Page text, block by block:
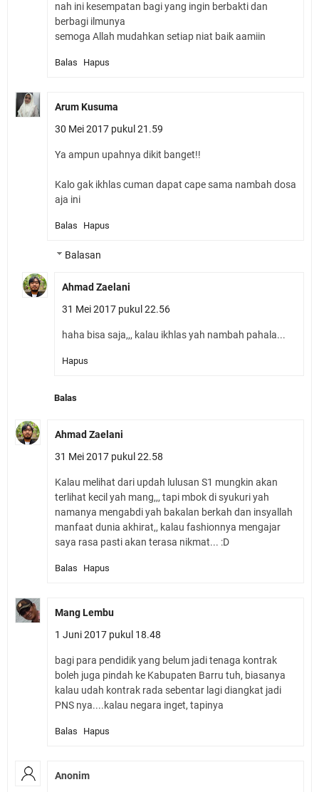
nah ini kesempatan bagi yang ingin berbakti dan
berbagi ilmunya
semoga Allah mudahkan setiap niat baik aamiin
Balas Hapus
Arum Kusuma
30 Mei 2017 pukul 21.59
Ya ampun upahnya dikit banget!!
Kalo gak ikhlas cuman dapat cape sama nambah dosa
aja ini
Balas Hapus
Balasan
Ahmad Zaelani
31 Mei 2017 pukul 22.56
haha bisa saja,,, kalau ikhlas yah nambah pahala...
Hapus
Balas
Ahmad Zaelani
31 Mei 2017 pukul 22.58
Kalau melihat dari updah lulusan S1 mungkin akan
terlihat kecil yah mang,,, tapi mbok di syukuri yah
namanya mengabdi yah bakalan berkah dan insyallah
manfaat dunia akhirat,, kalau fashionnya mengajar
saya rasa pasti akan terasa nikmat... :D
Balas Hapus
Mang Lembu
1 Juni 2017 pukul 18.48
bagi para pendidik yang belum jadi tenaga kontrak
boleh juga pindah ke Kabupaten Barru tuh, biasanya
kalau udah kontrak rada sebentar lagi diangkat jadi
PNS nya....kalau negara inget, tapinya
Balas Hapus
Anonim